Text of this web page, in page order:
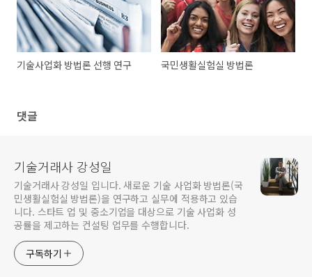
기술사업화 방법론 선행 연구 국민생활실험실 방법론
댓글
기술거래사 강성일
기술거래사 강성일 입니다. 새로운 기술 사업화 방법론(국
민생활실험실 방법론)을 연구하고 실무에 적용하고 있습
니다. 스타트 업 및 중소기업을 대상으로 기술 사업화 성
공률을 제고하는 컨설팅 업무를 수행합니다.
구독하기